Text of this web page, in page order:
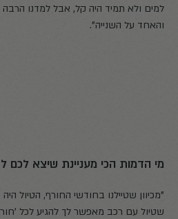
למים ולא תמיד היה קל, אבל למדנו
והאחד על השנייה".
מי הדמות הכי מעניינת שיצא לכם
"מכיוון שטיילנו בחודשי החורף, הטיול
שטיול עם רכב מאפשר לך להגיע לכל